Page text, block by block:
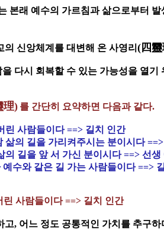
본래 예수의 가르침과 삶으로부터
신앙체계를 대변해 온 사영리 (四
다시 회복할 수 있는 가능성을 열
理) 를 간단히 요약하면 다음과 같다.
린 사람들이다 ==> 길치 인간
삶의 길을 가리켜주시는 분이시다
의 길을 앞 서 가신 분이시다 ==> 선생
수와 같은 길 가는 사람들이다 ==>
사람들이다 ==> 길치 인간
고, 어느 정도 공통적인 가치를 추구하